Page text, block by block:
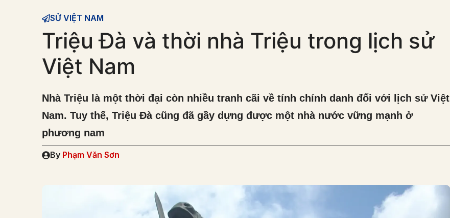
SỬ VIỆT NAM
Triệu Đà và thời nhà Triệu trong lịch sử
Việt Nam
Nhà Triệu là một thời đại còn nhiều tranh cãi về tính chính danh đối với lịch sử Việt
Nam. Tuy thế, Triệu Đà cũng đã gầy dựng được một nhà nước vững mạnh ở
phương nam
By Phạm Văn Sơn